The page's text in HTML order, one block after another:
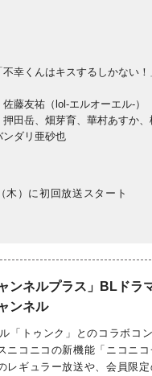
不幸くんはキスするしかない
藤友祐（lol-エルオーエル-）
岳、畑芽育、華村あすか、
ンダリ亜砂也
木）に初回放送スタート
ンネルプラス」BLドラ
ンネル
「トゥンク」とのコラボコ
ニコニコの新機能「ニコニ
レギュラー放送や、会員限